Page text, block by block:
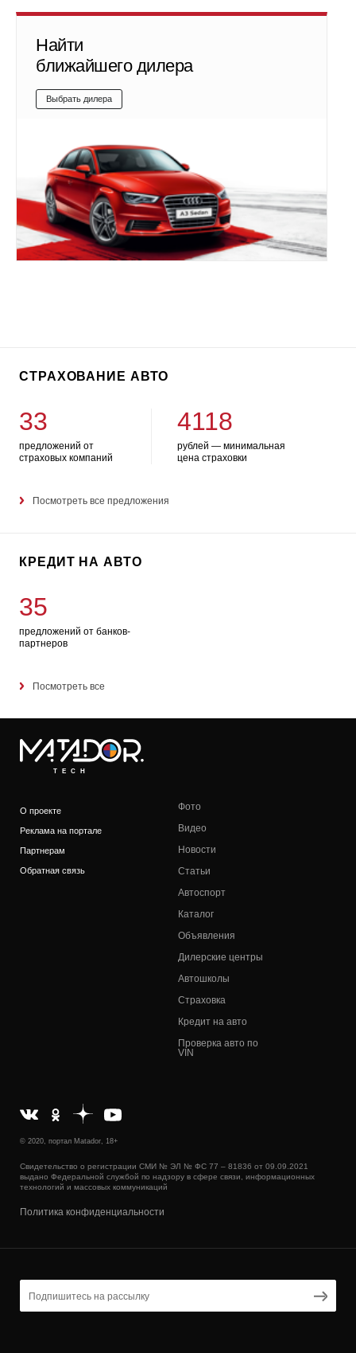
Найти
ближайшего дилера
Выбрать дилера
СТРАХОВАНИЕ АВТО
33
предложений от
страховых компаний
4118
рублей — минимальная
цена страховки
Посмотреть все предложения
КРЕДИТ НА АВТО
35
предложений от банков-
партнеров
Посмотреть все
TECH
О проекте
Реклама на портале
Партнерам
Обратная связь
Фото
Видео
Новости
Статьи
Автоспорт
Каталог
Объявления
Дилерские центры
Автошколы
Страховка
Кредит на авто
Проверка авто по
VIN
© 2020, портал Matador, 18+
Свидетельство о регистрации СМИ № ЭЛ № ФС 77 – 81836 от 09.09.2021
выдано Федеральной службой по надзору в сфере связи, информационных
технологий и массовых коммуникаций
Политика конфиденциальности